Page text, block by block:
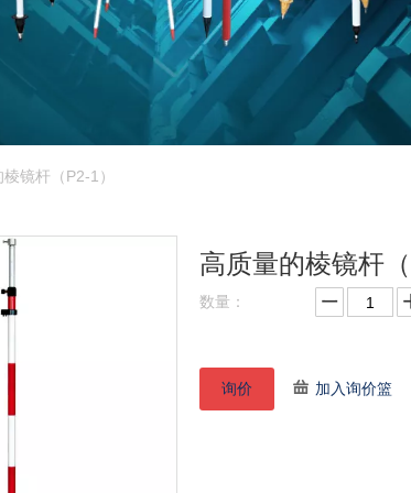
镜杆（P2-1）
高质量的棱镜杆
数量：
询价 加入询价篮